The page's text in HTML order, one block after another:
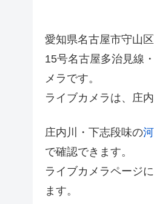
愛知県名古屋市守山
15号名古屋多治見線
メラです。
ライブカメラは、庄
庄内川・下志段味の河
で確認できます。
ライブカメラページ
ます。